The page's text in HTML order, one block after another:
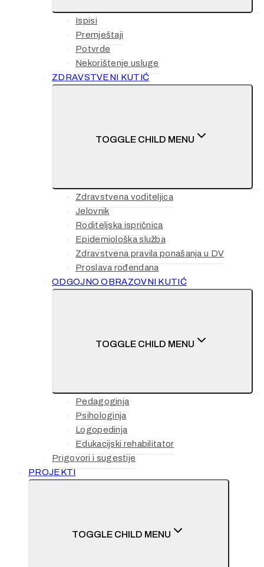
Ispisi
Premještaji
Potvrde
Nekorištenje usluge
ZDRAVSTVENI KUTIĆ
TOGGLE CHILD MENU
Zdravstvena voditeljica
Jelovnik
Roditeljska ispričnica
Epidemiološka služba
Zdravstvena pravila ponašanja u DV
Proslava rođendana
ODGOJNO OBRAZOVNI KUTIĆ
TOGGLE CHILD MENU
Pedagoginja
Psihologinja
Logopedinja
Edukacijski rehabilitator
Prigovori i sugestije
PROJEKTI
TOGGLE CHILD MENU